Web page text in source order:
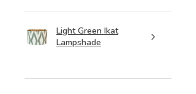
Light Green Ikat
Lampshade